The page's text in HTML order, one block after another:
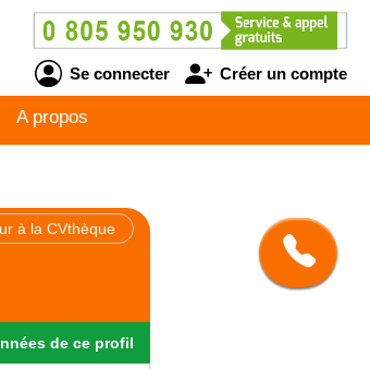
Se connecter Créer un compte
A propos
à la CVthèque
de ce profil